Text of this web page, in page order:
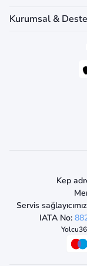
Kurumsal &
Kep
Servis
IATA No: